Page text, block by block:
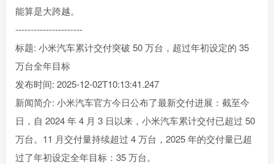
能算是大跨越。
----------------------
标题: 小米汽车累计交付突破 50 万台，超过年初设定的 35
万台全年目标
发布时间: 2025-12-02T10:13:41.247
新闻简介: 小米汽车官方今日公布了最新交付进展：截至今
日，自 2024 年 4 月 3 日以来，小米汽车累计交付已超过 50
万台。11 月交付量持续超过 4 万台，2025 年的交付量已超
过了年初设定全年目标：35 万台。